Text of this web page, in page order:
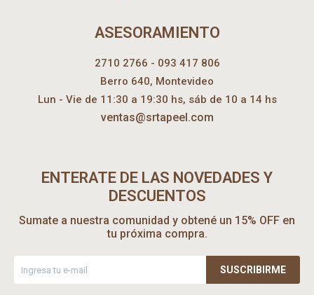
ASESORAMIENTO
2710 2766 - 093 417 806
Berro 640, Montevideo
Lun - Vie de 11:30 a 19:30 hs, sáb de 10 a 14 hs
ventas@srtapeel.com
ENTERATE DE LAS NOVEDADES Y
DESCUENTOS
Sumate a nuestra comunidad y obtené un 15% OFF en
tu próxima compra.
SUSCRIBIRME